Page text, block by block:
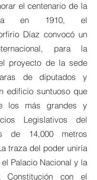
el centenario de la
en 1910, el
Díaz convocó un
para la
proyecto de la sede
de diputados y
edificio suntuoso que
los más grandes y
Legislativos del
de 14,000 metros
traza del poder uniría
Palacio Nacional y la
con el